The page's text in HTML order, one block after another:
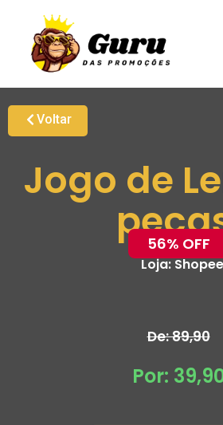
Voltar
Jogo de
56% OFF
Loja:Shopee
De: 89,90
Por: